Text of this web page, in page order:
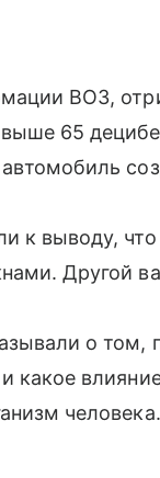
ВОЗ,
65
автомобиль
к выводу,
Другой
о том,
какое
человека.